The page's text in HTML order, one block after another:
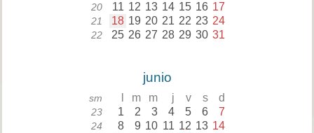
20 11 12 13 14 15 16 17
21 18 19 20 21 22 23 24
22 25 26 27 28 29 30 31
junio
sm m m j v s d
23 1 2 3 4 5 6 7
24 8 9 10 11 12 13 14